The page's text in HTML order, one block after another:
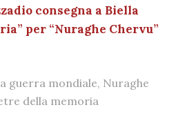
consegna a Biella
per “Nuraghe Chervu”
guerra mondiale, Nuraghe
della memoria